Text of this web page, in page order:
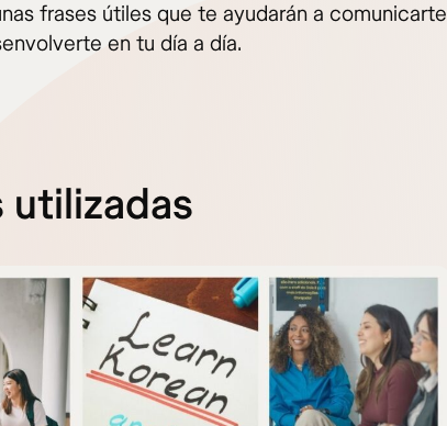
frases útiles que te ayudarán a comunicarte
en tu día a día.
utilizadas